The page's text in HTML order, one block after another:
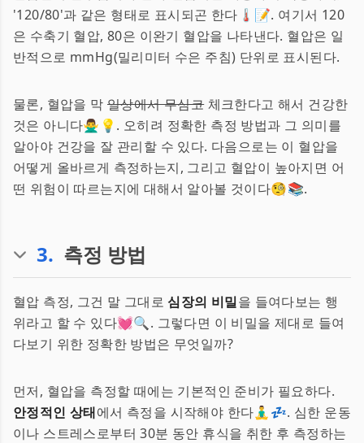
'120/80'과 같은 형태로 표시되곤 한다🌡️📝. 여기서 120
은 수축기 혈압, 80은 이완기 혈압을 나타낸다. 혈압은 일
반적으로 mmHg(밀리미터 수은 주침) 단위로 표시된다.
물론, 혈압을 막 일상에서 무심코체크한다고 해서 건강한
것은 아니다🙅‍♂️💡. 오히려 정확한 측정 방법과 그 의미를
알아야 건강을 잘 관리할 수 있다. 다음으로는 이 혈압을
어떻게 올바르게 측정하는지, 그리고 혈압이 높아지면 어
떤 위험이 따르는지에 대해서 알아볼 것이다🧐📚.
3. 측정 방법
혈압 측정, 그건 말 그대로 심장의 비밀을 들여다보는 행
위라고 할 수 있다💓🔍. 그렇다면 이 비밀을 제대로 들여
다보기 위한 정확한 방법은 무엇일까?
먼저, 혈압을 측정할 때에는 기본적인 준비가 필요하다.
안정적인 상태에서 측정을 시작해야 한다🧘‍♂️💤. 심한 운동
이나 스트레스로부터 30분 동안 휴식을 취한 후 측정하는